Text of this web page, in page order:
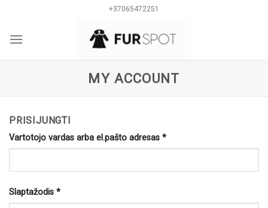
content
+37065472251
MY ACCOUNT
PRISIJUNGTI
Vartotojo vardas arba el.pašto adresas *
Slaptažodis *